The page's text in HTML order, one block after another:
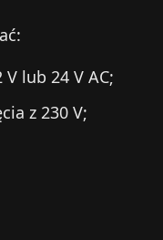
lub 24 V AC;
z 230 V;